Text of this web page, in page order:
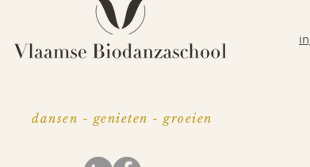
dansen - genieten - groeien